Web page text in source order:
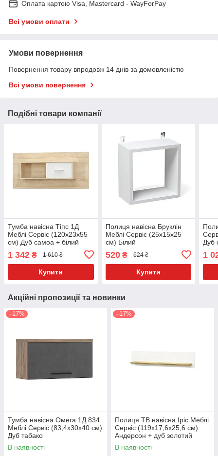
Оплата картою Visa, Mastercard - WayForPay
Всі умови оплати
Умови повернення
Повернення товару впродовж 14 днів за домовленістю
Всі умови повернення
Подібні товари компанії
Тумба навісна Тіпс 1Д
Меблі Сервіс (120х23х55
см) Дуб самоа + білий
1 342 ₴ 1 610 ₴
Купити
Полиця навісна Бруклін
Меблі Сервіс (25х15х25
см) Білий
520₴ 624 ₴
Купити
Дуб
1
Акційні пропозиції та новинки
–17%
Тумба навісна Омега 1Д 834
Меблі Сервіс (83,4х30х40 см)
Дуб табако
В наявності
–17%
Полиця ТВ навісна Іріс Меблі
Сервіс (119х17,6х25,6 см)
Андерсон + дуб золотий
В наявності